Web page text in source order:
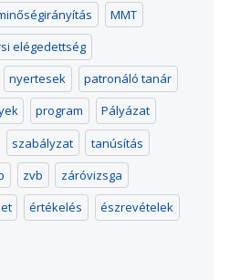
MMT
elégedettség
nyertesek
patronáló tanár
program
Pályázat
szabályzat
tanúsítás
zvb
záróvizsga
értékelés
észrevételek